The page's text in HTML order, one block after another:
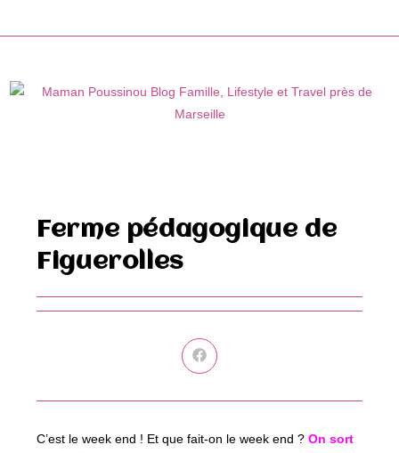
Ferme pédagogique de
Figuerolles
Ouvrir
dans
autre
C’est le week end ! Et que fait-on le week end ?On sort